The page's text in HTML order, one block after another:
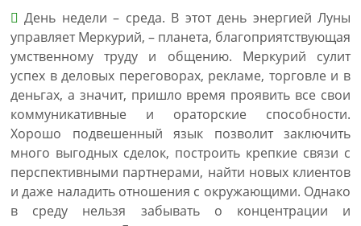
День недели – среда. В этот день энергией Луны
управляет Меркурий, – планета, благоприятствующая
умственному труду и общению. Меркурий сулит
успех в деловых переговорах, рекламе, торговле и в
деньгах, а значит, пришло время проявить все свои
коммуникативные и ораторские способности.
Хорошо подвешенный язык позволит заключить
много выгодных сделок, построить крепкие связи с
перспективными партнерами, найти новых клиентов
и даже наладить отношения с окружающими. Однако
в среду нельзя забывать о концентрации и